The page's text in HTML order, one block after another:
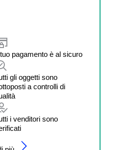
pagamento è al sicuro
gli oggetti sono
a controlli di
i venditori sono